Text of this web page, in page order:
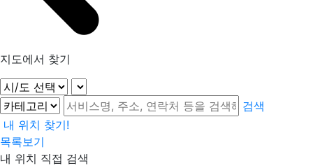
지도에서 찾기
검색
내 위치 찾기!
목록보기
내 위치 직접 검색